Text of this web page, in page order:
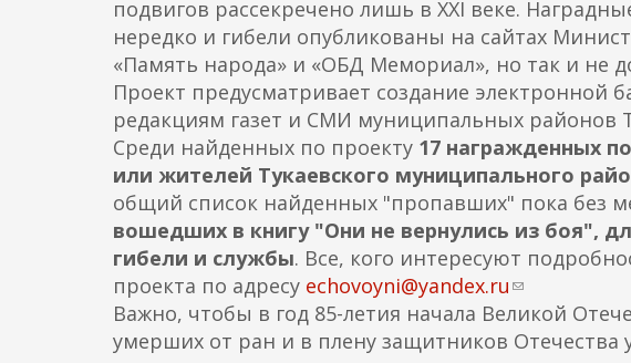
подвигов рассекречено лишь в XXI веке.
нередко и гибели опубликованы на сайтах
«Память народа» и «ОБД Мемориал», но так и не
Проект предусматривает создание электронной
редакциям газет и СМИ муниципальных районов
Среди найденных по проекту 17 награжденных
или жителей Тукаевского муниципального
общий список найденных "пропавших" пока без
вошедших в книгу "Они не вернулись из боя",
гибели и службы. Все, кого интересуют
проекта по адресу echovoyni@yandex.ru(
с
с
Важно, чтобы в год 85-летия начала Великой
умерших от ран и в плену защитников Отечества